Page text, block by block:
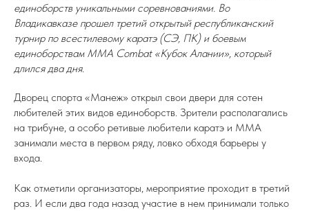
единоборств уникальными соревнованиями. Во
Владикавказе прошел третий открытый республиканский
турнир по всестилевому каратэ (СЭ, ПК) и боевым
единоборствам ММА Combat «Кубок Алании», который
длился два дня.
Дворец спорта «Манеж» открыл свои двери для сотен
любителей этих видов единоборств. Зрители располагались
на трибуне, а особо ретивые любители каратэ и ММА
занимали места в первом ряду, ловко обходя барьеры у
входа.
Как отметили организаторы, мероприятие проходит в третий
раз. И если два года назад участие в нем принимали только